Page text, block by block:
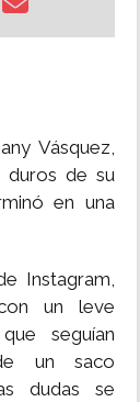
Vásquez,
duros de su
en una
Instagram,
un leve
seguían
un saco
dudas se